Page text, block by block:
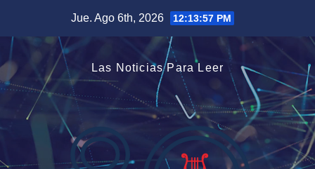
contenido
Jue. Ago 6th, 2026 12:13:58 PM
Las Noticias Para Leer